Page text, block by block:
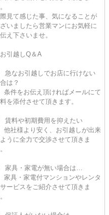
見て感じた事、気になることが
いましたら営業マンにお気軽に
え下さいませ。
引越しQ＆A
なお引越しでお店に行けない
は？
件をお伝え頂ければメールにて
を添付させて頂きます。
料や初期費用を抑えたい
社様より安く、お引越しが出来
うに全力で交渉させて頂きま
具・家電が無い場合は…
具・家電付マンションやレンタ
ービスをご紹介させて頂きま